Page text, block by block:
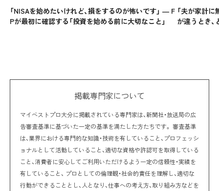
「NISAを始めたいけれど、損をするのが怖いです」 ― F
Pが最初に確認する「投資を始める前に大切なこと」
「夫が家計
が違うとき
掲載専門家について
マイベストプロ大分に掲載されている専門家は、新聞社・放送局の広
告審査基準に基づいた一定の基準を満たした方たちです。 審査基準
は、業界における専門的な知識・技術を有していること、プロフェッシ
ョナルとして活動していること、適切な資格や許認可を取得している
こと、消費者に安心してご利用いただけるよう一定の信頼性・実績を
有していること、 プロとしての倫理観・社会的責任を理解し、適切な
行動ができることとし、人となり、仕事への考え方、取り組み方などを